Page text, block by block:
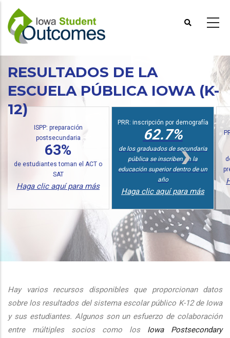
Pasar
contenido
principal
RESULTADOS DE LA
ESCUELA PÚBLICA IOWA (K-
12)
ISPP: preparación
postsecundaria
toman el ACT o
clic aquí para más
PRR: inscripción por demografía
62.7%
de los graduados de secundaria
pública se inscriben en la
educación superior dentro de un
Haga clic aquí para más
PRR:
de los
premio
Haga
Hay varios recursos disponibles que proporcionan datos
sobre los resultados del sistema escolar público K-12 de Iowa
y sus estudiantes. Algunos son un esfuerzo de colaboración
entre múltiples socios como los Iowa Postsecondary